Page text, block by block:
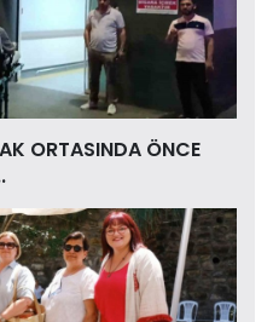
ORTASINDA ÖNCE